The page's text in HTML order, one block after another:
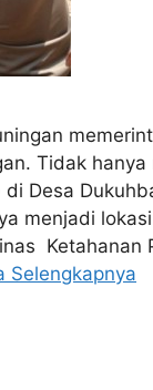
Tidak
Desa
menjadi
Ketahanan
Selengkapnya